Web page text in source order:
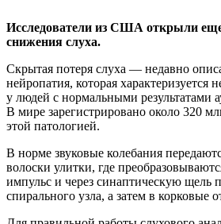
Исследователи из США открыли
снижения слуха.
Скрытая потеря слуха — недавно
нейропатия, которая характеризуется
у людей с нормальными результатами
В мире зарегистрировано около 320
этой патологией.
В норме звуковые колебания
волоски улитки, где
импульс и через синаптическую щель
спирального узла, а затем в корковые